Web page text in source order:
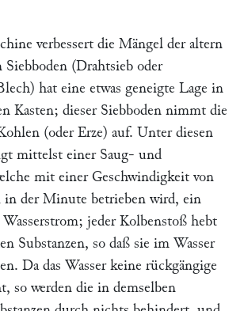
verbessert die Mängel der altern
(Drahtsieb oder
hat eine etwas geneigte Lage in
Kasten; dieser Siebboden nimmt die
(oder Erze) auf. Unter diesen
mittelst einer Saug- und
mit einer Geschwindigkeit von
in der Minute betrieben wird, ein
jeder Kolbenstoß hebt
Substanzen, so daß sie im Wasser
Da das Wasser keine rückgängige
so werden die in demselben